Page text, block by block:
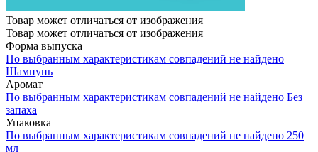
Товар может отличаться от изображения
Товар может отличаться от изображения
Форма выпуска
По выбранным характеристикам совпадений не найдено
Шампунь
Аромат
По выбранным характеристикам совпадений не найдено Без
запаха
Упаковка
По выбранным характеристикам совпадений не найдено 250
мл